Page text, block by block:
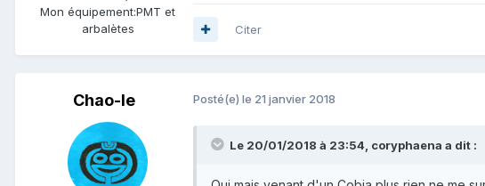
Mon équipement:PMT et
arbalètes
Citer
Chao-le Posté(e) le 21 janvier 2018
Le 20/01/2018 à 23:54, coryphaena a dit :